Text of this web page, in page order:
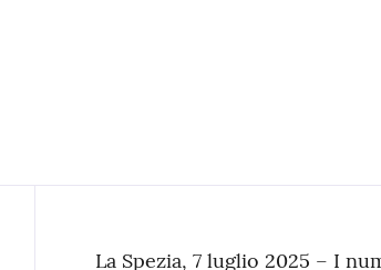
La Spezia, 7 luglio 2025 – I